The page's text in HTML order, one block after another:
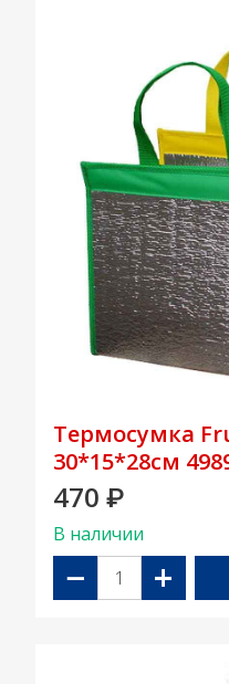
Термосумка
30*15*28см
470 ₽
В наличии
− +